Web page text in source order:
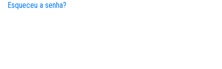
Esqueceu a senha?